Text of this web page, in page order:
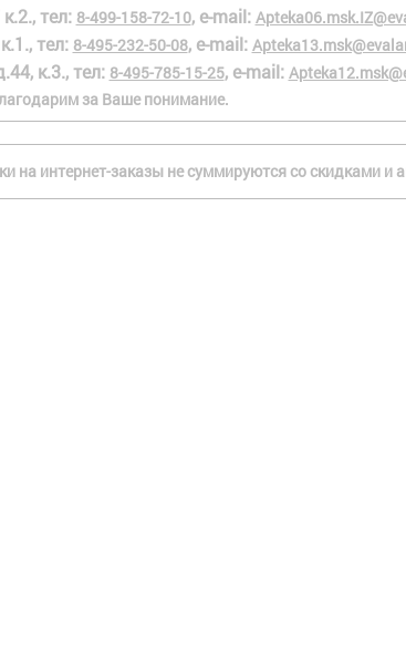
тел: 8-499-158-72-10, e-mail:
тел: 8-495-232-50-08, e-mail:
к.3., тел: 8-495-785-15-25, e-mail:
за Ваше понимание.
на интернет-заказы не суммируются со скидками и